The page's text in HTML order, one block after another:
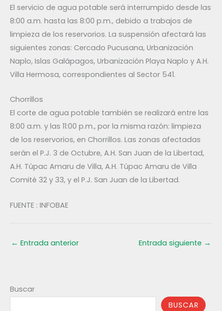
El servicio de agua potable será interrumpido desde las
8:00 a.m. hasta las 8:00 p.m., debido a trabajos de
limpieza de los reservorios. La suspensión afectará las
siguientes zonas: Cercado Pucusana, Urbanización
Naplo, Islas Galápagos, Urbanización Playa Naplo y A.H.
Villa Hermosa, correspondientes al Sector 541.
Chorrillos
El corte de agua potable también se realizará entre las
8:00 a.m. y las 11:00 p.m., por la misma razón: limpieza
de los reservorios, en Chorrillos. Las zonas afectadas
serán el P.J. 3 de Octubre, A.H. San Juan de la Libertad,
A.H. Túpac Amaru de Villa, A.H. Túpac Amaru de Villa
Comité 32 y 33, y el P.J. San Juan de la Libertad.
FUENTE : INFOBAE
← Entrada anterior Entrada siguiente →
Buscar
BUSCAR